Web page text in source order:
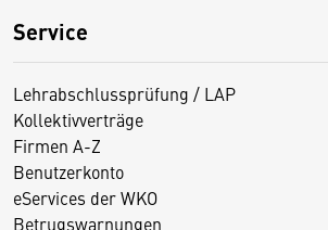
Service
Lehrabschlussprüfung / LAP
Kollektivverträge
Firmen A-Z
Benutzerkonto
eServices der WKO
Betrugswarnungen